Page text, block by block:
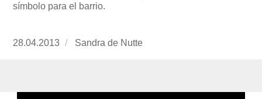
símbolo para el barrio.
Publicado
28.04.2013 https://www.experimenta.es/author/
Sandra de Nutte